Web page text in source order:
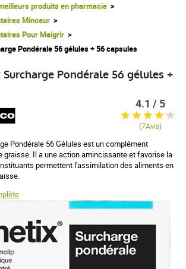
produits en pharmacie
Minceur
Pour Maigrir
Pondérale 56 gélules + 56 capsules
Surcharge Pondérale 56 gélules +
Pondérale 56 Gélules est un complément
graisse. Il a une action amincissante et favorise la
permettent l'assimilation des aliments en
4.1 / 5
(7Avis)